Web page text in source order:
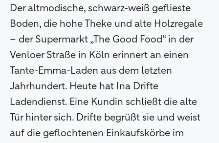
Der altmodische, schwarz-weiß geflieste
Boden, die hohe Theke und alte Holzregale
– der Supermarkt „The Good Food“ in der
Venloer Straße in Köln erinnert an einen
Tante-Emma-Laden aus dem letzten
Jahrhundert. Heute hat Ina Drifte
Ladendienst. Eine Kundin schließt die alte
Tür hinter sich. Drifte begrüßt sie und weist
auf die geflochtenen Einkaufskörbe im